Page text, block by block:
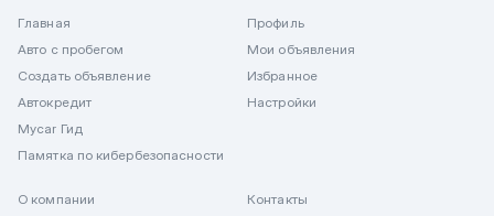
Главная
Авто с пробегом
Создать объявление
Автокредит
Mycar Гид
Памятка по кибербезопасности
Профиль
Мои объявления
Избранное
Настройки
О компании
Контакты